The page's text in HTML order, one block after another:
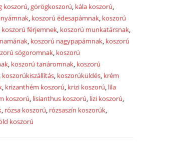
koszorú,görögkoszorú, kála koszorú,
, koszorú édesapámnak, koszorú
koszorú férjemnek, koszorú munkatársnak,
, koszorú nagypapámnak, koszorú
sógoromnak, koszorú
, koszorú tanáromnak, koszorú
koszorúkiszállítás, koszorúküldés, krém
, krizanthém koszorú, krizi koszorú, lila
koszorú, lisianthus koszorú, lizi koszorú,
, rózsa koszorú, rózsaszín koszorúk,
koszorú